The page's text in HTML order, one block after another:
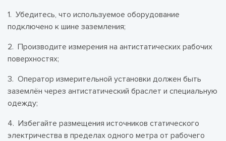
1. Убедитесь, что используемое оборудование
подключено к шине заземления;
2. Производите измерения на антистатических рабочих
поверхностях;
3. Оператор измерительной установки должен быть
заземлён через антистатический браслет и специальную
одежду;
4. Избегайте размещения источников статического
электричества в пределах одного метра от рабочего